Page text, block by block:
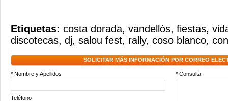
Etiquetas: costa dorada, vandellòs, fiestas,
discotecas, dj, salou fest, rally, coso blanco,
SOLICITAR MÁS INFORMACIÓN POR CORREO
* Nombre y Apellidos * Consulta
Teléfono